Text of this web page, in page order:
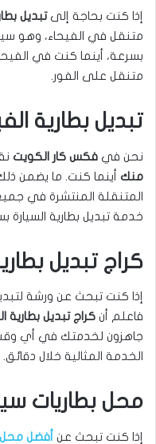
إذا كنت بحاجة إلىتبديل
متنقل في الفيحاء، وهو
بسرعة، أينما كنت في
متنقل على الفور.
تبديل بطارية
نحن في فكس كار الكويت
منك أينما كنت. ما يضمن
المتنقلة المنتشرة في
خدمة تبديل بطارية السيارة
كراج تبديل
إذا كنت تبحث عن ورشة
فاعلم أن كراج تبديل بطارية
جاهزون لخدمتك في أي
الخدمة المثالية خلال دقائق.
محل بطاريات
إذا كنت تبحث عن أفضل محل